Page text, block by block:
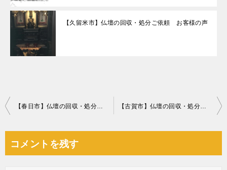
【久留米市】仏壇の回収・処分ご依頼 お客様の声
投
ビ
【春日市】仏壇の回収・処分ご依頼 お客様の声 【古賀市】仏壇の回収・処分ご依頼 お客様の声
コメントを残す